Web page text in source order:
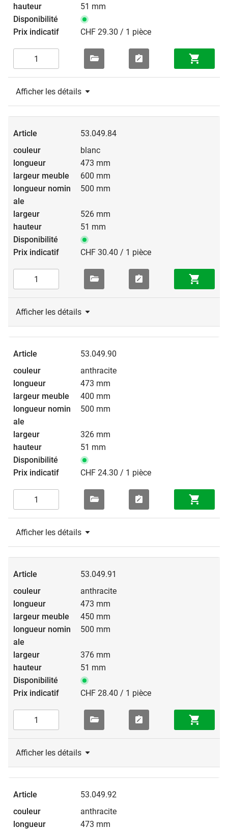
51 mm
CHF 29.30 / 1 pièce
Afficher les détails
53.049.84
blanc
473 mm
600 mm
500 mm
526 mm
51 mm
CHF 30.40 / 1 pièce
Afficher les détails
53.049.90
anthracite
473 mm
400 mm
500 mm
326 mm
51 mm
CHF 24.30 / 1 pièce
Afficher les détails
53.049.91
anthracite
473 mm
450 mm
500 mm
376 mm
51 mm
CHF 28.40 / 1 pièce
Afficher les détails
53.049.92
anthracite
473 mm